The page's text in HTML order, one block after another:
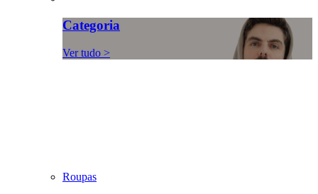
Categoria
Ver tudo >
Roupas